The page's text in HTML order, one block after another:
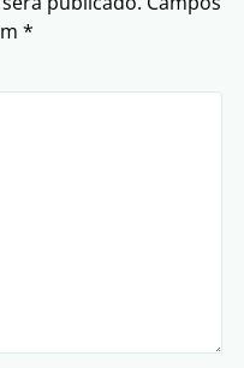
*